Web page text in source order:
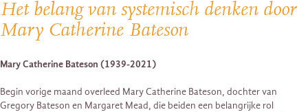
Het belang van systemisch denken door
Mary Catherine Bateson
Mary Catherine Bateson (1939-2021)
Begin vorige maand overleed Mary Catherine Bateson, dochter van
Gregory Bateson en Margaret Mead, die beiden een belangrijke rol